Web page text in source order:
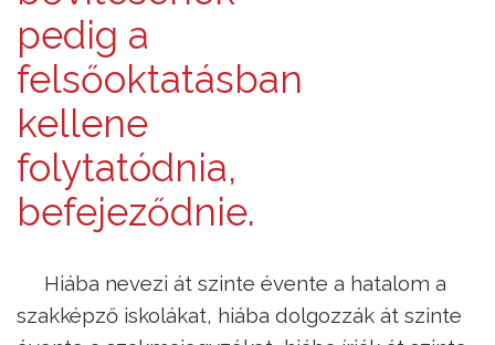
pedig a
felsőoktatásban
kellene
folytatódnia,
befejeződnie.
Hiába nevezi át szinte évente a hatalom a
szakképző iskolákat, hiába dolgozzák át szinte